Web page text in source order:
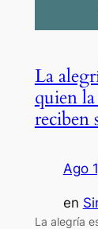
La
quien
reciben
Ago
en
La alegría